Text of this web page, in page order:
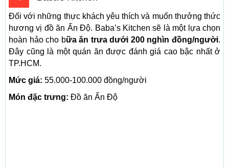
Đối với những thực khách yêu thích và muốn thưởng thức
hương vị đồ ăn Ấn Độ. Baba’s Kitchen sẽ là một lựa chọn
hoàn hảo cho bữa ăn trưa dưới 200 nghìn đồng/người.
Đây cũng là một quán ăn được đánh giá cao bậc nhất ở
TP.HCM.
Mức giá: 55.000-100.000 đồng/người
Món đặc trưng: Đồ ăn Ấn Độ